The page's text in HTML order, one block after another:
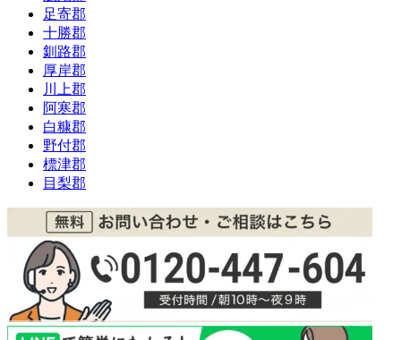
足寄郡
十勝郡
釧路郡
厚岸郡
川上郡
阿寒郡
白糠郡
野付郡
標津郡
目梨郡